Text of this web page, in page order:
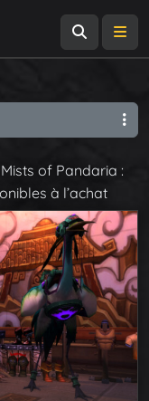
of Pandaria :
à l’achat